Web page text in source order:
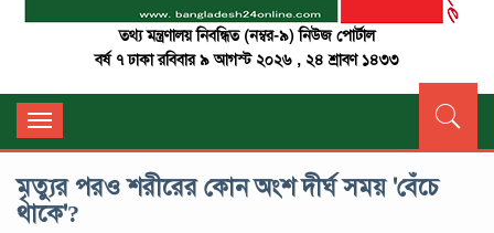
তথ্য মন্ত্রণালয় নিবন্ধিত (নম্বর-৯) নিউজ পোর্টাল
বর্ষ ৭ ঢাকা রবিবার ৯ আগস্ট ২০২৬ , ২৪ শ্রাবণ ১৪৩৩
Toggle
navigation
মৃত্যুর পরও শরীরের কোন অংশ দীর্ঘ সময় 'বেঁচে
থাকে'?